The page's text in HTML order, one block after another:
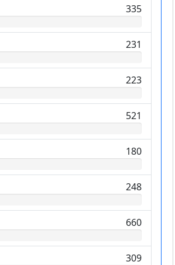
335
231
223
521
180
248
660
309